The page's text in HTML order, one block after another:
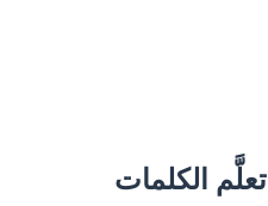
تعلَّم الكلمات